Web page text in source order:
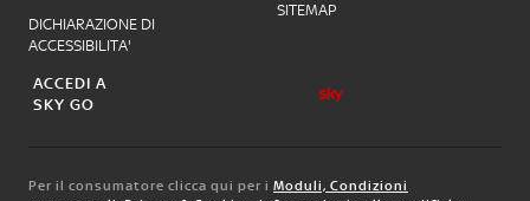
DICHIARAZIONE DI
ACCESSIBILITA'
SITEMAP
ACCEDI A
SKY GO
Per il consumatore clicca qui per i Moduli, Condizioni